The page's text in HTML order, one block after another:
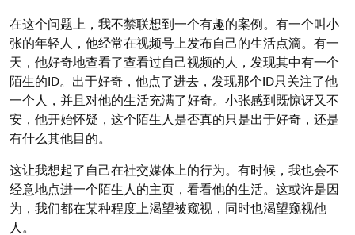
在这个问题上，我不禁联想到一个有趣的案例。有一个叫小
张的年轻人，他经常在视频号上发布自己的生活点滴。有一
天，他好奇地查看了查看过自己视频的人，发现其中有一个
陌生的ID。出于好奇，他点了进去，发现那个ID只关注了他
一个人，并且对他的生活充满了好奇。小张感到既惊讶又不
安，他开始怀疑，这个陌生人是否真的只是出于好奇，还是
有什么其他目的。
这让我想起了自己在社交媒体上的行为。有时候，我也会不
经意地点进一个陌生人的主页，看看他的生活。这或许是因
为，我们都在某种程度上渴望被窥视，同时也渴望窥视他
人。